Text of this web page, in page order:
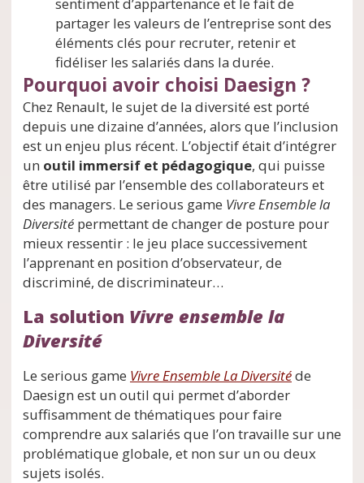
sentiment d’appartenance et le fait de
partager les valeurs de l’entreprise sont des
éléments clés pour recruter, retenir et
fidéliser les salariés dans la durée.
Pourquoi avoir choisi Daesign ?
Chez Renault, le sujet de la diversité est porté
depuis une dizaine d’années, alors que l’inclusion
est un enjeu plus récent. L’objectif était d’intégrer
un outil immersif et pédagogique, qui puisse
être utilisé par l’ensemble des collaborateurs et
des managers. Le serious game Vivre Ensemble la
Diversité permettant de changer de posture pour
mieux ressentir : le jeu place successivement
l’apprenant en position d’observateur, de
discriminé, de discriminateur…
La solution Vivre ensemble la
Diversité
Le serious game Vivre Ensemble La Diversitéde
Daesign est un outil qui permet d’aborder
suffisamment de thématiques pour faire
comprendre aux salariés que l’on travaille sur une
problématique globale, et non sur un ou deux
sujets isolés.